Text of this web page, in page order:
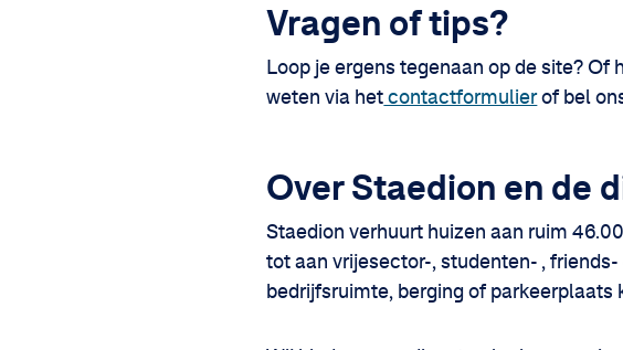
Vragen of tips?
Loop je ergens tegenaan op de site?
weten via het contactformulierof bel
Over Staedion en de
Staedion verhuurt huizen aan ruim
tot aan vrijesector-, studenten- ,
bedrijfsruimte, berging of parkeerplaats